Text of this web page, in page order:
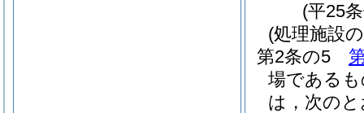
(平25
(処理施設
第2条の5
場である
は，次の